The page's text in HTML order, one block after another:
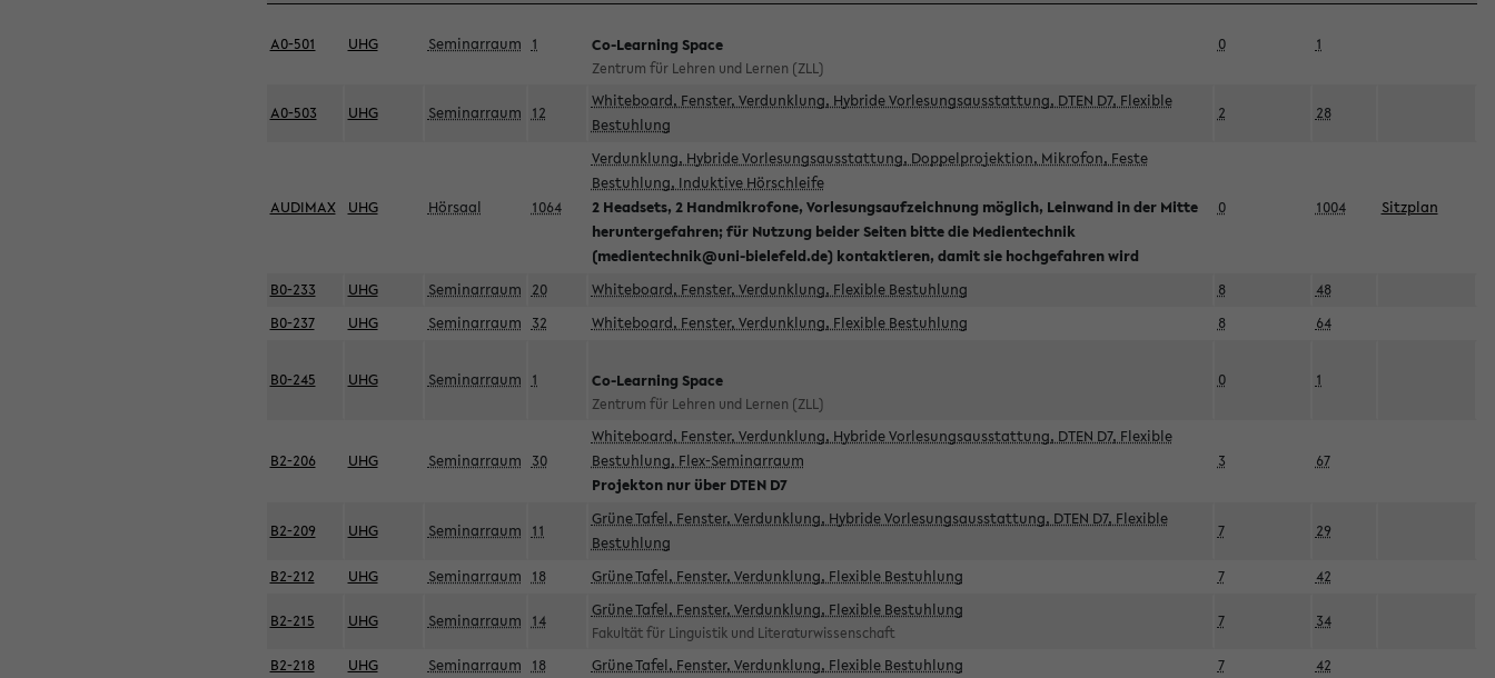
A0-501 UHG Seminarraum 1 Co-Learning Space
Zentrum für Lehren und Lernen (ZLL)
0 1
A0-503 UHG Seminarraum 12
Whiteboard, Fenster, Verdunklung, Hybride Vorlesungsausstattung, DTEN D7, Flexible
Bestuhlung
2 28
AUDIMAX UHG Hörsaal 1064
Verdunklung, Hybride Vorlesungsausstattung, Doppelprojektion, Mikrofon, Feste
Bestuhlung, Induktive Hörschleife
2 Headsets, 2 Handmikrofone, Vorlesungsaufzeichnung möglich, Leinwand in der Mitte
heruntergefahren; für Nutzung beider Seiten bitte die Medientechnik
(medientechnik@uni-bielefeld.de) kontaktieren, damit sie hochgefahren wird
0 1004 Sitzplan
B0-233 UHG Seminarraum 20 Whiteboard, Fenster, Verdunklung, Flexible Bestuhlung 8
48
B0-237
UHG Seminarraum 32 Whiteboard, Fenster, Verdunklung, Flexible Bestuhlung 8 64
B0-245 UHG Seminarraum 1 Co-Learning Space
Zentrum für Lehren und Lernen (ZLL)
0 1
B2-206 UHG Seminarraum 30
Whiteboard, Fenster, Verdunklung, Hybride Vorlesungsausstattung, DTEN D7, Flexible
Bestuhlung, Flex-Seminarraum
Projekton nur über DTEN D7
3 67
B2-209 UHG Seminarraum 11
Grüne Tafel, Fenster, Verdunklung, Hybride Vorlesungsausstattung, DTEN D7, Flexible
Bestuhlung
7 29
B2-212 UHG Seminarraum 18 Grüne Tafel, Fenster, Verdunklung, Flexible Bestuhlung 7 42
B2-215 UHG Seminarraum 14
Grüne Tafel, Fenster, Verdunklung, Flexible Bestuhlung
Fakultät für Linguistik und Literaturwissenschaft
7 34
B2-218 UHG Seminarraum 18 Grüne Tafel, Fenster, Verdunklung, Flexible Bestuhlung 7
42